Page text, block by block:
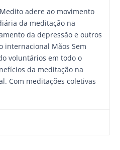
adere ao movimento
da meditação na
da depressão e outros
internacional Mãos Sem
voluntários em todo o
da meditação na
Com meditações coletivas